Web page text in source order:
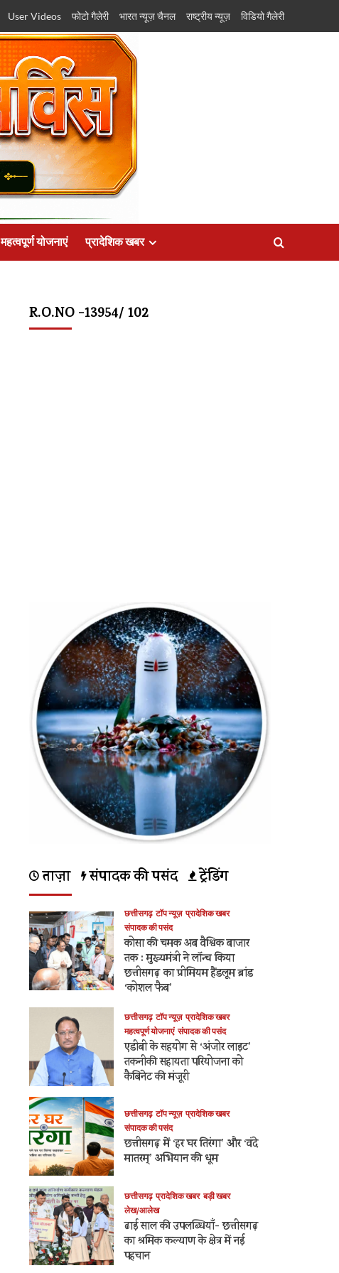
User Videos फोटो गैलेरी भारत न्यूज़ चैनल राष्ट्रीय न्यूज़ विडियो गैलेरी
महत्वपूर्ण योजनाएं प्रादेशिक खबर
R.O.NO -13954/ 102
ताज़ा संपादक की पसंद ट्रेंडिंग
छत्तीसगढ़ टॉप न्यूज़ प्रादेशिक खबर
संपादक की पसंद
कोसा की चमक अब वैश्विक बाजार
तक : मुख्यमंत्री ने लॉन्च किया
छत्तीसगढ़ का प्रीमियम हैंडलूम ब्रांड
‘कोशल फैब’
छत्तीसगढ़ टॉप न्यूज़ प्रादेशिक खबर
महत्वपूर्ण योजनाएं संपादक की पसंद
एडीबी के सहयोग से ‘अंजोर लाइट’
तकनीकी सहायता परियोजना को
कैबिनेट की मंजूरी
छत्तीसगढ़ टॉप न्यूज़ प्रादेशिक खबर
संपादक की पसंद
छत्तीसगढ़ में ‘हर घर तिरंगा’ और ‘वंदे
मातरम्’ अभियान की धूम
छत्तीसगढ़ प्रादेशिक खबर बड़ी खबर
लेख/आलेख
ढाई साल की उपलब्धियाँ- छत्तीसगढ़
का श्रमिक कल्याण के क्षेत्र में नई
पहचान